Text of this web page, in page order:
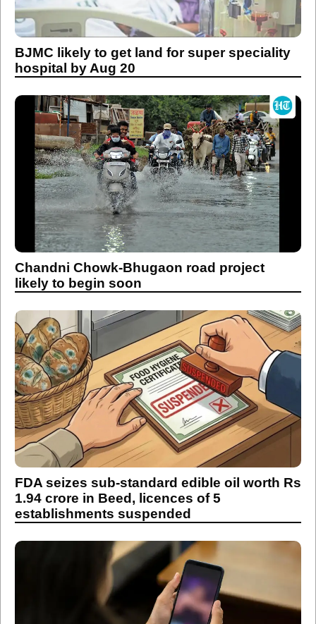
BJMC likely to get land for super speciality
hospital by Aug 20
Chandni Chowk-Bhugaon road project
likely to begin soon
FDA seizes sub-standard edible oil worth Rs
1.94 crore in Beed, licences of 5
establishments suspended